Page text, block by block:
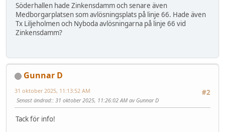
Söderhallen hade Zinkensdamm och senare även
Medborgarplatsen som avlösningsplats på linje 66. Hade även
Tx Liljeholmen och Nyboda avlösningarna på linje 66 vid
Zinkensdamm?
Gunnar D
#2
31 oktober 2025, 11:13:52 AM
Senast ändrad:: 31 oktober 2025, 11:26:02 AM av Gunnar D
Tack för info!